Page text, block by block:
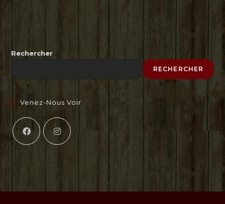
Rechercher
RECHERCHER
Venez-Nous Voir